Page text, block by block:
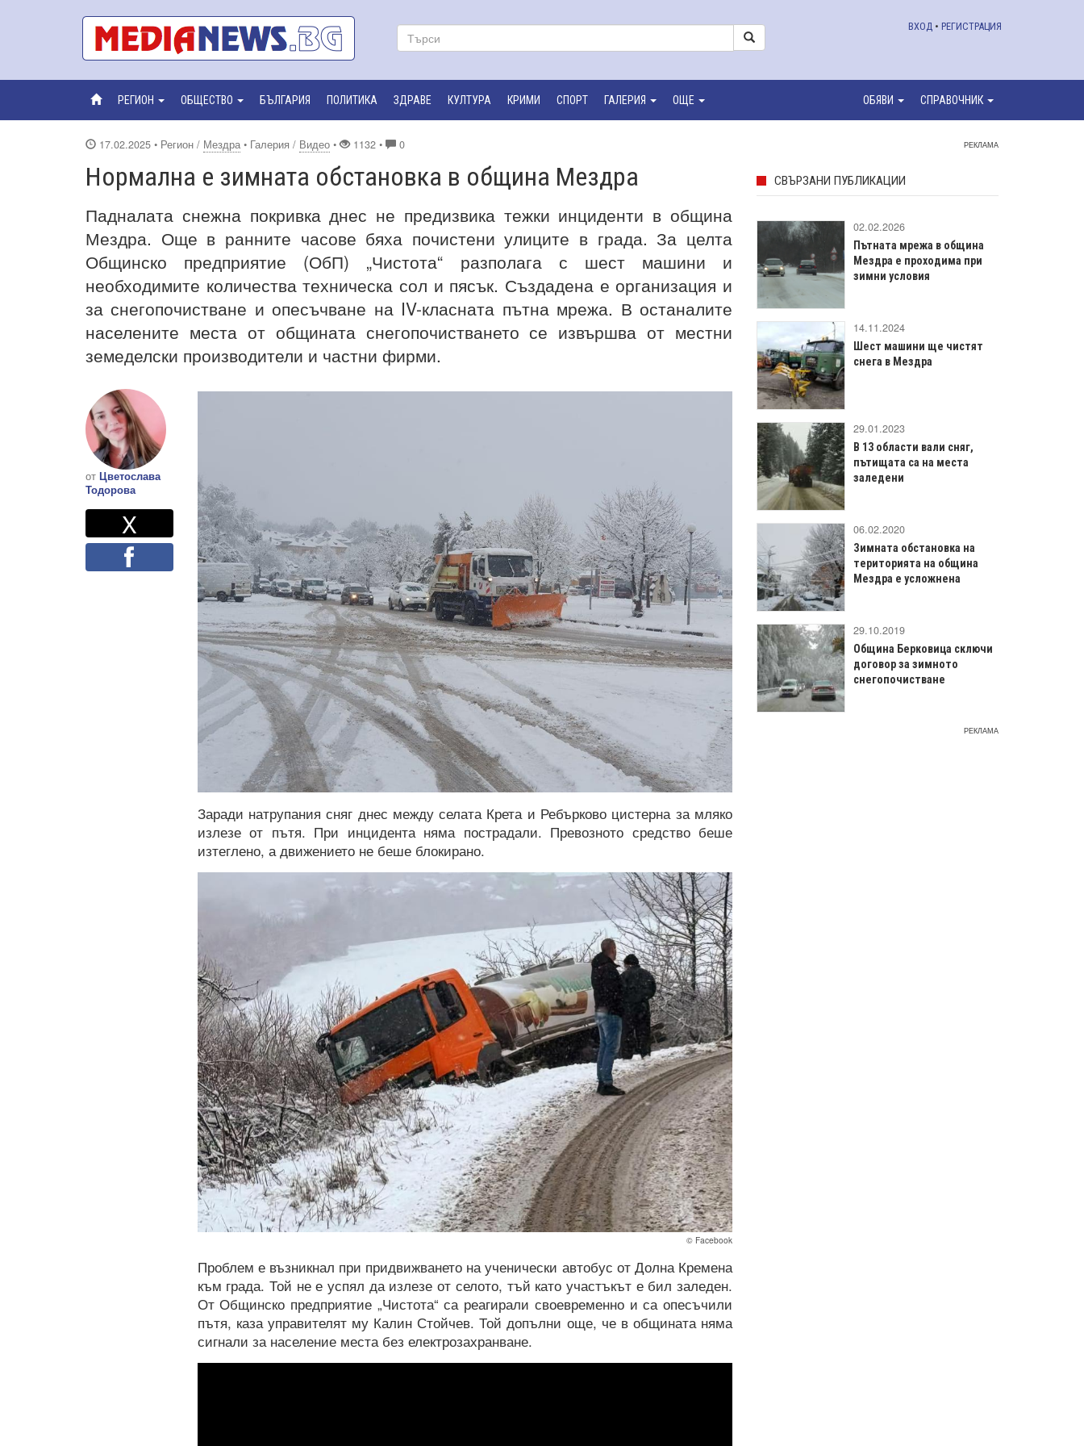
ВХОД • РЕГИСТРАЦИЯ
РЕГИОН ОБЩЕСТВО БЪЛГАРИЯ ПОЛИТИКА ЗДРАВЕ КУЛТУРА КРИМИ СПОРТ ГАЛЕРИЯ ОЩЕ ОБЯВИ СПРАВОЧНИК
17.02.2025 • Регион / Мездра • Галерия / Видео • 1132 • 0
Нормална е зимната обстановка в община Мездра
Падналата снежна покривка днес не предизвика тежки инциденти в община
Мездра. Още в ранните часове бяха почистени улиците в града. За целта
Общинско предприятие (ОбП) „Чистота“ разполага с шест машини и
необходимите количества техническа сол и пясък. Създадена е организация и
за снегопочистване и опесъчване на IV-класната пътна мрежа. В останалите
населените места от общината снегопочистването се извършва от местни
земеделски производители и частни фирми.
от Цветослава
Тодорова
Споделете
XTwitter
Facebook
Заради натрупания сняг днес между селата Крета и Ребърково цистерна за мляко
излезе от пътя. При инцидента няма пострадали. Превозното средство беше
изтеглено, а движението не беше блокирано.
© Facebook
Проблем е възникнал при придвижването на ученически автобус от Долна Кремена
към града. Той не е успял да излезе от селото, тъй като участъкът е бил заледен.
От Общинско предприятие „Чистота“ са реагирали своевременно и са опесъчили
пътя, каза управителят му Калин Стойчев. Той допълни още, че в общината няма
сигнали за население места без електрозахранване.
РЕКЛАМА
СВЪРЗАНИ ПУБЛИКАЦИИ
02.02.2026
Пътната мрежа в община
Мездра е проходима при
зимни условия
14.11.2024
Шест машини ще чистят
снега в Мездра
29.01.2023
В 13 области вали сняг,
пътищата са на места
заледени
06.02.2020
Зимната обстановка на
територията на община
Мездра е усложнена
29.10.2019
Община Берковица сключи
договор за зимното
снегопочистване
РЕКЛАМА